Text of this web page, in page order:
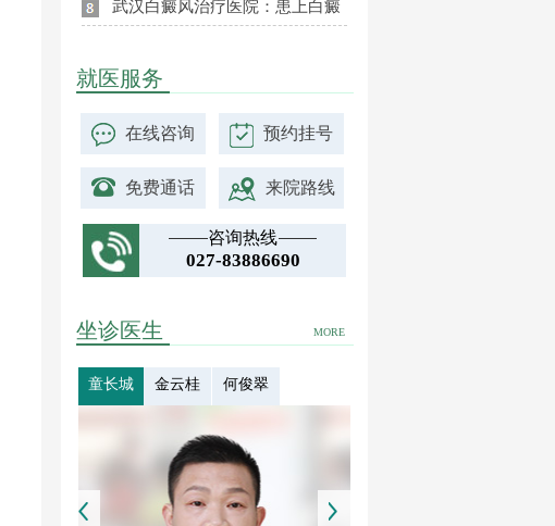
武汉白癜风治疗医院：患上白癜
就医服务
在线咨询 预约挂号
免费通话 来院路线
咨询热线
027-83886690
MORE
坐诊医生
童长城 金云桂 何俊翠